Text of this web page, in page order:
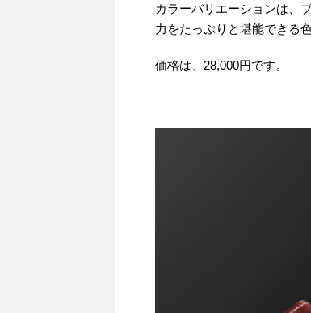
カラーバリエーションは、
力をたっぷりと堪能できる
価格は、28,000円です。